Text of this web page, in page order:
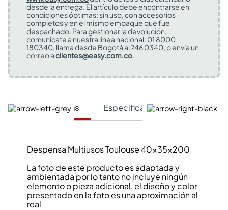
desde la entrega. El artículo debe encontrarse en
condiciones óptimas: sin uso, con accesorios
completos y en el mismo empaque que fue
despachado. Para gestionar la devolución,
comunícate a nuestra línea nacional: 01 8000
180340, llama desde Bogotá al 746 0340, o envía un
correo aclientes@easy.com.co.
Características Especificaciones Técnicas
Despensa Multiusos Toulouse 40x35x200
La foto de este producto es adaptada y
ambientada por lo tanto no incluye ningún
elemento o pieza adicional, el diseño y color
presentado en la foto es una aproximación al
real